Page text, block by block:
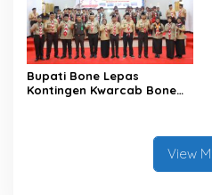
Bupati Bone Lepas
Kontingen Kwarcab Bone
View